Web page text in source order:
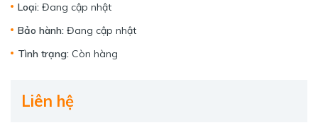
Loại: Đang cập nhật
Bảo hành: Đang cập nhật
Tình trạng: Còn hàng
Liên hệ